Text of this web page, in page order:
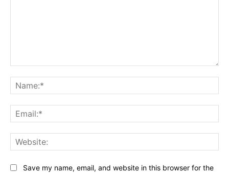
Save my name, email, and website in this browser for the